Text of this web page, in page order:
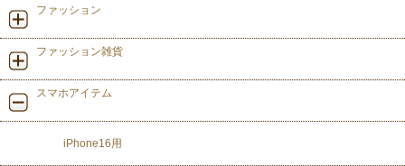
ファッション
ファッション雑貨
スマホアイテム
iPhone16用